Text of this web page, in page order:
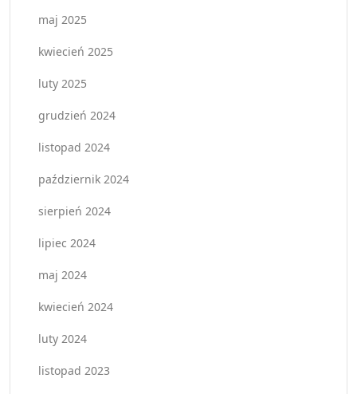
maj 2025
kwiecień 2025
luty 2025
grudzień 2024
listopad 2024
październik 2024
sierpień 2024
lipiec 2024
maj 2024
kwiecień 2024
luty 2024
listopad 2023